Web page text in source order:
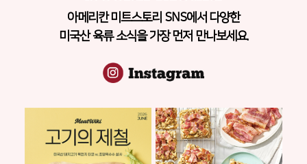
아메리칸 미트스토리 SNS에서 다양한
미국산 육류 소식을 가장 먼저 만나보세요.